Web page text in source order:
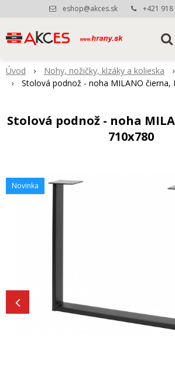
eshop@akces.sk +421 918
Úvod Nohy, nožičky, klzáky a kolieska
Stolová podnož - noha MILANO čierna,
Stolová podnož - noha
710x780
Novinka